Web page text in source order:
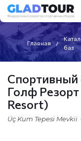
Главная
баз
Спортивный
Голф
Resort)
Üç Kum Tepesi Mevkii